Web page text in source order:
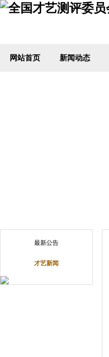
网站首页 新闻动态
最新公告
才艺新闻